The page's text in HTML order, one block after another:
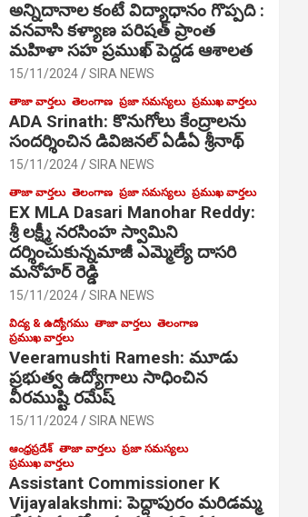
అన్నిదానాల కంటే విద్యాధానం గొప్పది :
వనవాసి కళ్యాణ పరిషత్ ప్రాంత
మహిళా సహ ప్రముఖ్ పెద్దడ ఆశాలత
15/11/2024 SIRA NEWS
తాజా వార్తలు తెలంగాణ ప్రజా సమస్యలు ప్రముఖ వార్తలు
ADA Srinath: కొనుగోలు కేంద్రాల‌ను
సంద‌ర్శించిన డివిజనల్ ఏడీఏ శ్రీనాథ్
15/11/2024 SIRA NEWS
తాజా వార్తలు తెలంగాణ ప్రజా సమస్యలు ప్రముఖ వార్తలు
EX MLA Dasari Manohar Reddy:
శ్రీ లక్ష్మీ నరసింహ స్వామిని
దర్శించుకున్నమాజీ ఎమ్మెల్యే దాసరి
మనోహర్ రెడ్డి
15/11/2024 SIRA NEWS
విద్య & ఉద్యోగము తాజా వార్తలు తెలంగాణ
ప్రముఖ వార్తలు
Veeramushti Ramesh: మూడు
ప్రభుత్వ ఉద్యోగాలు సాధించిన
వీరముష్టి రమేష్
15/11/2024 SIRA NEWS
ఆంధ్రప్రదేశ్ తాజా వార్తలు ప్రజా సమస్యలు
ప్రముఖ వార్తలు
Assistant Commissioner K
Vijayalakshmi: పెద్దాపురం మరిడమ్మ